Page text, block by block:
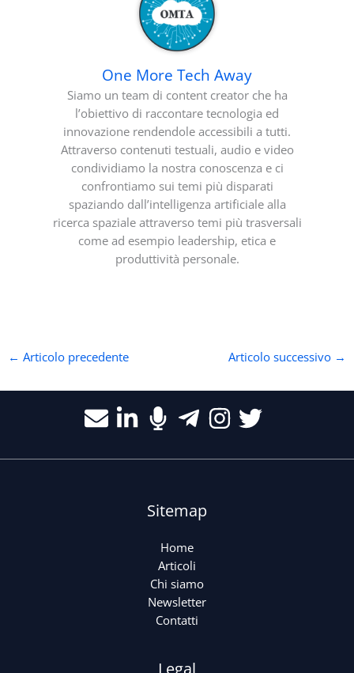
One More Tech Away
Siamo un team di content creator che ha
l’obiettivo di raccontare tecnologia ed
innovazione rendendole accessibili a tutti.
Attraverso contenuti testuali, audio e video
condividiamo la nostra conoscenza e ci
confrontiamo sui temi più disparati
spaziando dall’intelligenza artificiale alla
ricerca spaziale attraverso temi più trasversali
come ad esempio leadership, etica e
produttività personale.
← Articolo precedente Articolo successivo →
Sitemap
Home
Articoli
Chi siamo
Newsletter
Contatti